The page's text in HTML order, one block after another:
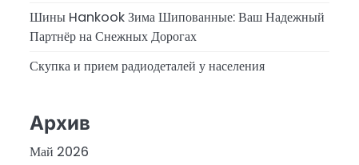
Шины Hankook Зима Шипованные: Ваш Надежный
Партнёр на Снежных Дорогах
Скупка и прием радиодеталей у населения
Архив
Май 2026